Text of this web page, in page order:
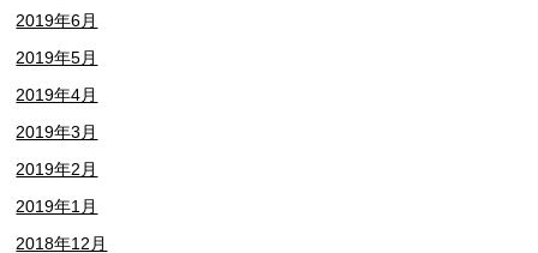
2019年6月
2019年5月
2019年4月
2019年3月
2019年2月
2019年1月
2018年12月